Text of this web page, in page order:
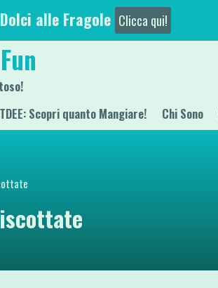
alle Fragole Clicca qui!
Scopri quanto Mangiare! Chi Sono